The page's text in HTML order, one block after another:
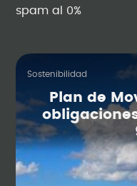
spam al 0%
Sostenibilidad
Plan de